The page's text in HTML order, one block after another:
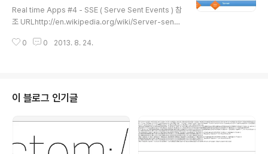
Real time Apps #4 - SSE ( Serve Sent Events ) 참
조 URLhttp://en.wikipedia.org/wiki/Server-sent_
ml/html5_serversentevents.asp https://today.ja
rij.com/real-time-chart-html5-push-sse-asp-n
et-web-api http://m.mkexdev.net/71 목차Pollin..
0 0 2013. 8. 24.
이 블로그 인기글